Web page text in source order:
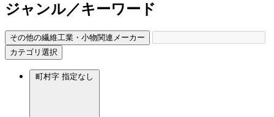
ジャンル／キーワード
その他の繊維工業・小物関連メーカー
カテゴリ選択
町村字 指定なし